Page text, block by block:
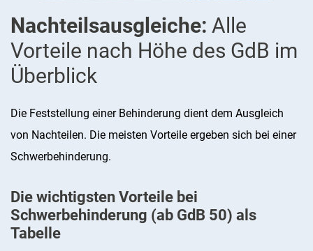
Nachteilsausgleiche: Alle
Vorteile nach Höhe des GdB im
Überblick
Die Feststellung einer Behinderung dient dem Ausgleich
von Nachteilen. Die meisten Vorteile ergeben sich bei einer
Schwerbehinderung.
Die wichtigsten Vorteile bei
Schwerbehinderung (ab GdB 50) als
Tabelle